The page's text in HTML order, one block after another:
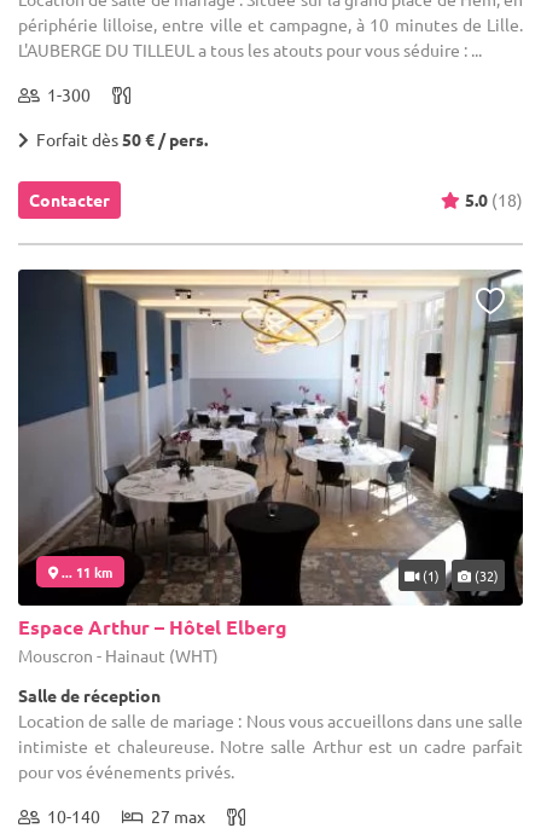
périphérie lilloise, entre ville et campagne, à 10 minutes de Lille.
L'AUBERGE DU TILLEUL a tous les atouts pour vous séduire : ...
1-300
Forfait dès50 € / pers.
Contacter 5.0 (18)
... 11 km (1) (32)
Espace Arthur – Hôtel Elberg
Mouscron - Hainaut (WHT)
Salle de réception
Location de salle de mariage : Nous vous accueillons dans une salle
intimiste et chaleureuse. Notre salle Arthur est un cadre parfait
pour vos événements privés.
10-140 27 max